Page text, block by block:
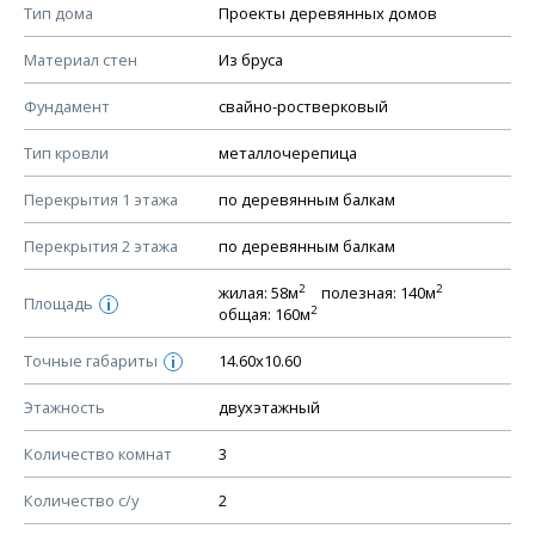
Тип дома Проекты деревянных домов
Материал стен Из бруса
Фундамент свайно-ростверковый
Тип кровли металлочерепица
Перекрытия 1 этажа по деревянным балкам
Перекрытия 2 этажа по деревянным балкам
Площадь i
жилая: 58м2 полезная: 140м2
общая: 160м2
Точные габариты i 14.60х10.60
Этажность двухэтажный
Количество комнат 3
Количество с/у 2
Смотрите советы по выбору материала в нашем
КОНСТРУКТИВНЫЕ РЕШЕНИЯ (КР)
Ведомость рабочих чертежей основного комплекта КР
План фундамента
Устройство фундамента, спецификация материалов
Планы перекрытий этажей, спецификация элементов
Устройство перекрытий
Устройство стен
Спецификация материалов стен
Схема расположения лаг чердака (если есть)
Схема расположения элементов стропил
Спецификация элементов стропил
Устройство стропильной системы
Узлы устройства кровли